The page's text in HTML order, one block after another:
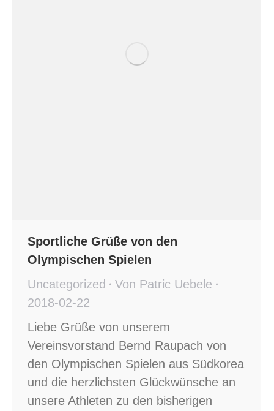
Sportliche Grüße von den
Olympischen Spielen
Uncategorized
Von Patric Uebele
2018-02-22
Liebe Grüße von unserem
Vereinsvorstand Bernd Raupach von
den Olympischen Spielen aus Südkorea
und die herzlichsten Glückwünsche an
unsere Athleten zu den bisherigen